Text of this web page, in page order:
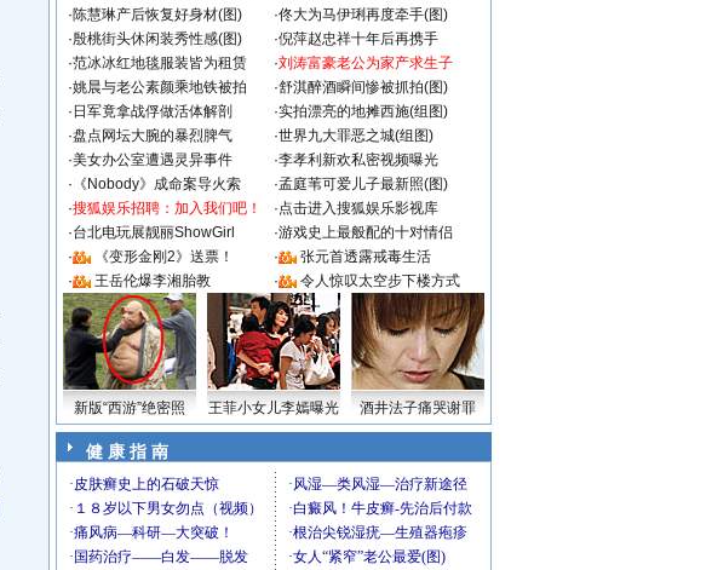
·陈慧琳产后恢复好身材(图) ·佟大为马伊琍再度牵手(图)
·殷桃街头休闲装秀性感(图) ·倪萍赵忠祥十年后再携手
·范冰冰红地毯服装皆为租赁 ·刘涛富豪老公为家产求生子
·姚晨与老公素颜乘地铁被拍 ·舒淇醉酒瞬间惨被抓拍(图)
· 日军竟拿战俘做活体解剖 ·实拍漂亮的地摊西施(组图)
·盘点网坛大腕的暴烈脾气 ·世界九大罪恶之城(组图)
·美女办公室遭遇灵异事件 ·李孝利新欢私密视频曝光
· 《Nobody》成命案导火索 ·孟庭苇可爱儿子最新照(图)
·搜狐娱乐招聘：加入我们吧！ ·点击进入搜狐娱乐影视库
·台北电玩展靓丽ShowGirl ·游戏史上最般配的十对情侣
·
《变形金刚2》送票！ ·
张元首透露戒毒生活
·
王岳伦爆李湘胎教 · 令人惊叹太空步下楼方式
新版“西游”绝密照 王菲小女儿李嫣曝光 酒井法子痛哭谢罪
健 康 指 南